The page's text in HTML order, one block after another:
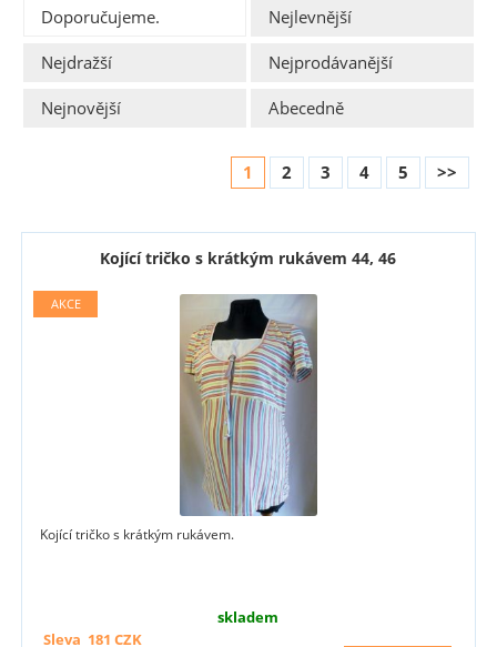
Doporučujeme.
Nejlevnější
Nejdražší
Nejprodávanější
Nejnovější
Abecedně
1 2 3 4 5 >>
Kojící tričko s krátkým rukávem 44, 46
Kojící tričko s krátkým rukávem.
skladem
Sleva 181CZK